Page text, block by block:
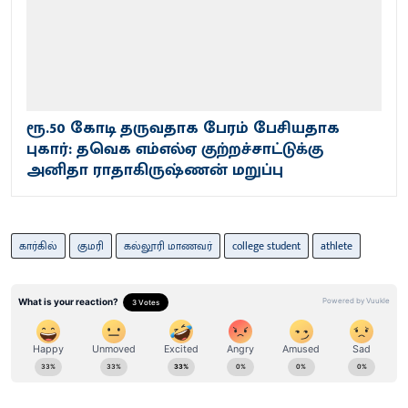
ரூ.50 கோடி தருவதாக பேரம் பேசியதாக
புகார்: தவெக எம்எல்ஏ குற்றச்சாட்டுக்கு
அனிதா ராதாகிருஷ்ணன் மறுப்பு
கார்கில் குமரி கல்லூரி மாணவர் college student athlete